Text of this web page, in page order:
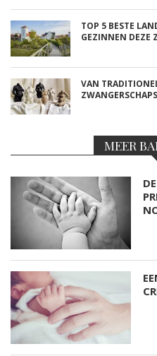
TOP 5 BESTE
GEZINNEN DEZE
VAN
MEER